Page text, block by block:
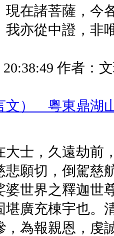
現在諸菩薩，今
我亦從中證，非
作者：
文） 粵東鼎湖
大士，久遠劫前
悲願切，倒駕慈
婆世界之釋迦世
堪廣充棟宇也。
，為報親恩，虔